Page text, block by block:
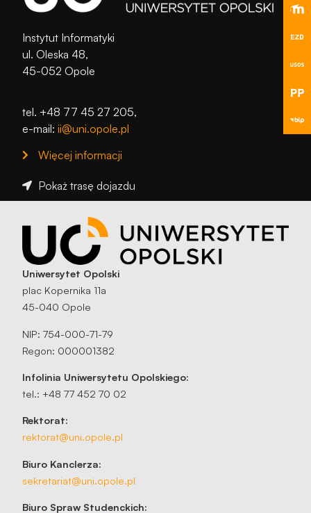
Instytut Informatyki
ul. Oleska 48,
45-052 Opole
tel. +48 77 45 27 205,
e-mail:ii@uni.opole.pl
Więcej informacji
Pokaż trasę dojazdu
Uniwersytet Opolski
plac Kopernika 11a
45-040 Opole
NIP: 754-000-71-79
Regon: 000001382
Infolinia Uniwersytetu Opolskiego:
tel.: +48 77 452 70 02
Rektorat:
rektorat@uni.opole.pl
Biuro Kanclerza:
sekretariat@uni.opole.pl
Biuro Spraw Studenckich: